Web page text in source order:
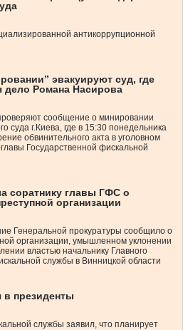
антикоррупционной
эвакуируют суд, где
дело Романа Насирова
сообщение о минировании
суда г.Киева, где в 15:30 понедельника
обвинительного акта в уголовном
Государственной фискальной
соратнику главы ГФС о
организации
Генеральной прокуратуры сообщило о
организации, умышленном уклонении
властью начальнику Главного
службы в Винницкой области
в президенты
службы заявил, что планирует